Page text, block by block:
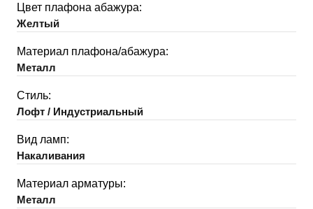
Цвет плафона абажура:
Желтый
Материал плафона/абажура:
Металл
Стиль:
Лофт / Индустриальный
Вид ламп:
Накаливания
Материал арматуры:
Металл